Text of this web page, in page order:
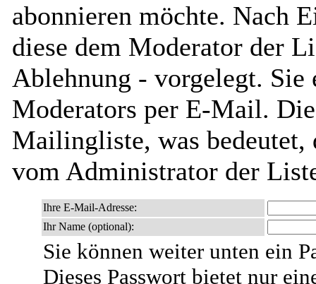
abonnieren möchte. Nach
diese dem Moderator der
Ablehnung - vorgelegt. Sie
Moderators per E-Mail.
Mailingliste, was bedeutet,
vom Administrator der
Ihre E-Mail-Adresse:
Ihr Name (optional):
Sie können weiter unten ein
Dieses Passwort bietet nur